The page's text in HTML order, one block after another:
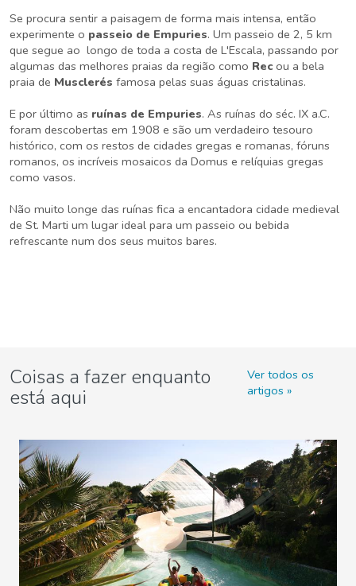
Se procura sentir a paisagem de forma mais intensa, então
experimente o passeio de Empuries. Um passeio de 2, 5 km
que segue ao longo de toda a costa de L'Escala, passando por
algumas das melhores praias da região como Rec ou a bela
praia de Musclerés famosa pelas suas águas cristalinas.
E por último as ruínas de Empuries. As ruínas do séc. IX a.C.
foram descobertas em 1908 e são um verdadeiro tesouro
histórico, com os restos de cidades gregas e romanas, fóruns
romanos, os incríveis mosaicos da Domus e relíquias gregas
como vasos.
Não muito longe das ruínas fica a encantadora cidade medieval
de St. Marti um lugar ideal para um passeio ou bebida
refrescante num dos seus muitos bares.
Coisas a fazer enquanto
está aqui
Ver todos os
artigos